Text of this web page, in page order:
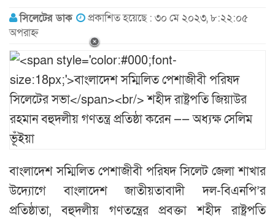
সিলেটের ডাক
প্রকাশিত হয়েছে : ৩০ মে ২০২৩, ৮:২২:০৫
অপরাহ্ন
বাংলাদেশ সম্মিলিত পেশাজীবী পরিষদ সিলেট জেলা শাখার
উদ্যোগে বাংলাদেশ জাতীয়তাবাদী দল-বিএনপি’র
প্রতিষ্ঠাতা, বহুদলীয় গণতন্ত্রের প্রবক্তা শহীদ রাষ্ট্রপতি